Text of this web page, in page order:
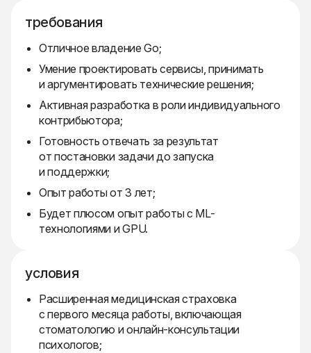
требования
Отличное владение Go;
Умение проектировать сервисы, принимать
и аргументировать технические решения;
Активная разработка в роли индивидуального
контрибьютора;
Готовность отвечать за результат
от постановки задачи до запуска
и поддержки;
Опыт работы от 3 лет;
Будет плюсом опыт работы с ML-
технологиями и GPU.
условия
Расширенная медицинская страховка
с первого месяца работы, включающая
стоматологию и онлайн-консультации
психологов;